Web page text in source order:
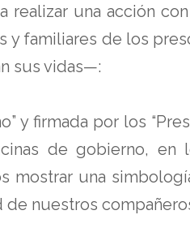
realizar una acción
y familiares de los
sus vidas—:
y firmada por los
de gobierno, en
mostrar una
de nuestros